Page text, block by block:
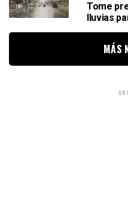
Tome
lluvias
MÁS